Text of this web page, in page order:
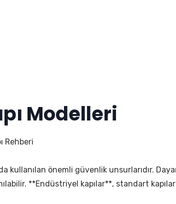
Modelleri
Rehberi
önemli güvenlik unsurlarıdır.
**Endüstriyel kapılar**, standart